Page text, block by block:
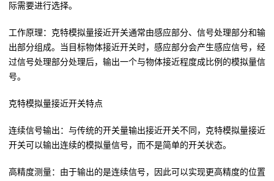
际需要进行选择。
工作原理：克特模拟量接近开关通常由感应部分、信号处理部分和输
出部分组成。当目标物体接近开关时，感应部分会产生感应信号，经
过信号处理部分处理后，输出一个与物体接近程度成比例的模拟量信
号。
克特模拟量接近开关特点
连续信号输出：与传统的开关量输出接近开关不同，克特模拟量接近
开关可以输出连续的模拟量信号，而不是简单的开关状态。
高精度测量：由于输出的是连续信号，因此可以实现更高精度的位置